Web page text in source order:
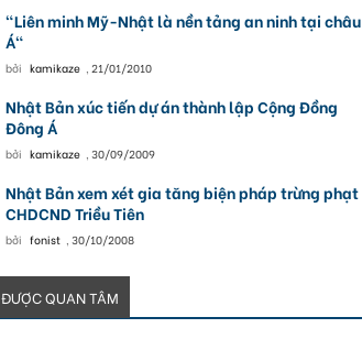
"Liên minh Mỹ-Nhật là nền tảng an ninh tại châu
Á"
bởi kamikaze , 21/01/2010
Nhật Bản xúc tiến dự án thành lập Cộng Đồng
Đông Á
bởi kamikaze , 30/09/2009
Nhật Bản xem xét gia tăng biện pháp trừng phạt
CHDCND Triều Tiên
bởi fonist , 30/10/2008
ĐƯỢC QUAN TÂM